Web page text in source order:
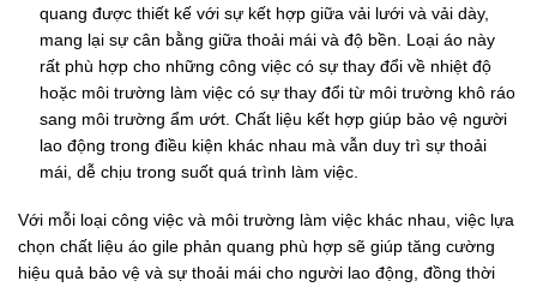
quang được thiết kế với sự kết hợp giữa vải lưới và vải dày,
mang lại sự cân bằng giữa thoải mái và độ bền. Loại áo này
rất phù hợp cho những công việc có sự thay đổi về nhiệt độ
hoặc môi trường làm việc có sự thay đổi từ môi trường khô ráo
sang môi trường ẩm ướt. Chất liệu kết hợp giúp bảo vệ người
lao động trong điều kiện khác nhau mà vẫn duy trì sự thoải
mái, dễ chịu trong suốt quá trình làm việc.
Với mỗi loại công việc và môi trường làm việc khác nhau, việc lựa
chọn chất liệu áo gile phản quang phù hợp sẽ giúp tăng cường
hiệu quả bảo vệ và sự thoải mái cho người lao động, đồng thời